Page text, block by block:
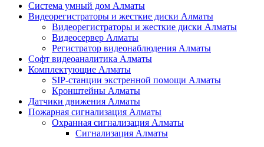
Система умный дом Алматы
Видеорегистраторы и жесткие диски Алматы
Видеорегистраторы и жесткие диски Алматы
Видеосервер Алматы
Регистратор видеонаблюдения Алматы
Софт видеоаналитика Алматы
Комплектующие Алматы
SIP-станции экстренной помощи Алматы
Кронштейны Алматы
Датчики движения Алматы
Пожарная сигнализация Алматы
Охранная сигнализация Алматы
Сигнализация Алматы